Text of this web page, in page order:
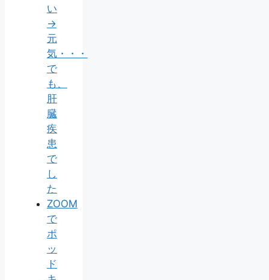
い
→
元
気・・・
で
も、
肝
臓
疾
患
で
し
た
ZOOM
で
ポ
ッ
ド